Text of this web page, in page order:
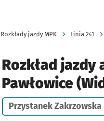
Rozkłady jazdy MPK Linia 241
Rozkład jazdy
Pawłowice
Przystanek Zakrzowska